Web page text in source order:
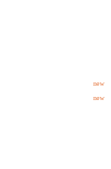
new
new